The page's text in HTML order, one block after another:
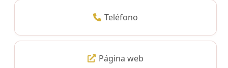
Teléfono
Página web